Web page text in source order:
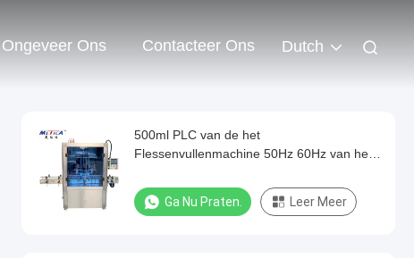
Ongeveer Ons Contacteer Ons Dutch
500ml PLC van de het
Flessenvullenmachine 50Hz 60Hz van het
Ga Nu Praten. Leer Meer